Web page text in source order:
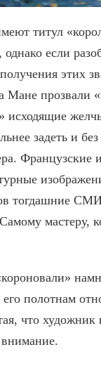
титул
если
этих
Мане прозвали
исходящие
задеть и без
Французские
тогдашние
мастеру,
полотнам
что художник